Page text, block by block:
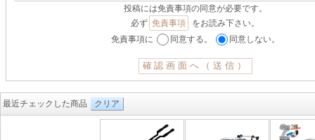
投稿には免責事項の同意が必要です。
必ず 免責事項
をお読み下さい。
免責事項に
同意する。 同意しない。
最近チェックした商品 クリア